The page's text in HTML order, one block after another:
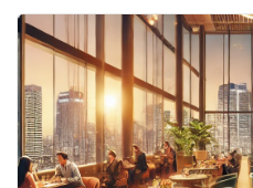
dengan uang, melakukan
aset dan investasi.
hanya meningkatkan